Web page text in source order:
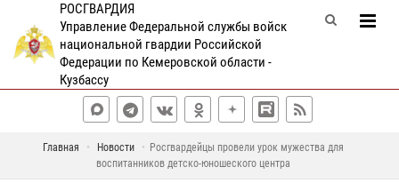
РОСГВАРДИЯ
Управление Федеральной службы войск
национальной гвардии Российской
Федерации по Кемеровской области -
Кузбассу
Главная Новости
Росгвардейцы провели урок мужества для
воспитанников детско-юношеского центра